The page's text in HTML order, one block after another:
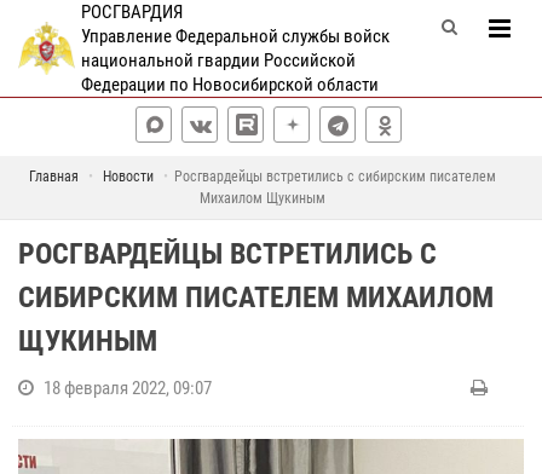
РОСГВАРДИЯ
Управление Федеральной службы войск
национальной гвардии Российской
Федерации по Новосибирской области
Главная Новости
Росгвардейцы встретились с сибирским писателем
Михаилом Щукиным
РОСГВАРДЕЙЦЫ ВСТРЕТИЛИСЬ С
СИБИРСКИМ ПИСАТЕЛЕМ МИХАИЛОМ
ЩУКИНЫМ
18 февраля 2022, 09:07